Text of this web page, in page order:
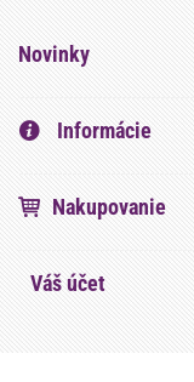
Novinky
Informácie
Nakupovanie
Váš účet